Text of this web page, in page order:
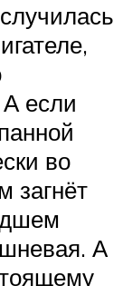
если
во
загнёт
А